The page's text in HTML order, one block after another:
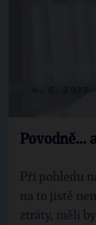
Povodně...
Při pohledu
na to jistě
ztráty, měli